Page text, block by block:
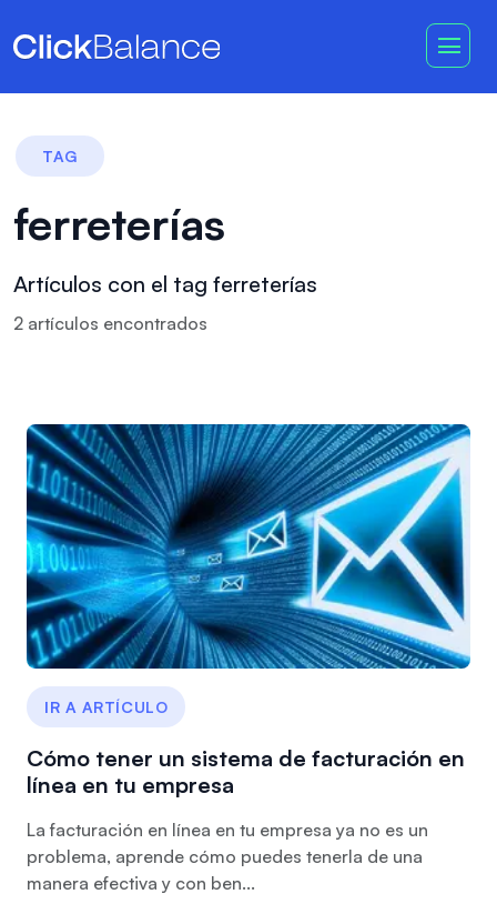
TAG
ferreterías
Artículos con el tag ferreterías
2 artículos encontrados
IR A ARTÍCULO
Cómo tener un sistema de facturación en
línea en tu empresa
La facturación en línea en tu empresa ya no es un
problema, aprende cómo puedes tenerla de una
manera efectiva y con ben...